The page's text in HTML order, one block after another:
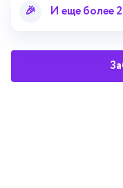
Подписывайся на наши
🎉 И еще более